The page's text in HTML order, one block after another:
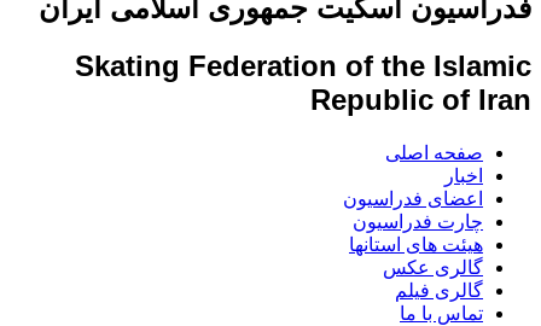
فدراسیون اسکیت جمهوری اسلامی ایران
Skating Federation of the Islamic
Republic of Iran
صفحه اصلی
اخبار
اعضای فدراسیون
چارت فدراسیون
هیئت های استانها
گالری عکس
گالری فیلم
تماس با ما